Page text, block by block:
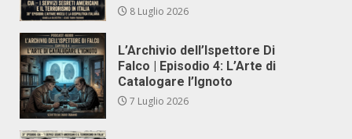
8 Luglio 2026
L’Archivio dell’Ispettore Di
Falco | Episodio 4: L’Arte di
Catalogare l’Ignoto
7 Luglio 2026